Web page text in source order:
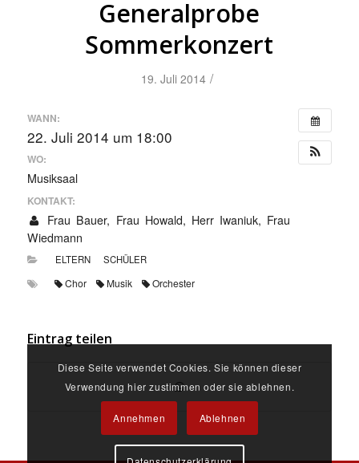
Generalprobe
Sommerkonzert
19. Juli 2014 /
WANN:
22. Juli 2014 um 18:00
WO:
Musiksaal
KONTAKT:
Frau Bauer, Frau Howald, Herr Iwaniuk, Frau
Wiedmann
ELTERN SCHÜLER
Chor Musik Orchester
Eintrag teilen
Diese Seite verwendet Cookies. Sie können dieser
Verwendung hier zustimmen oder sie ablehnen.
Annehmen Ablehnen